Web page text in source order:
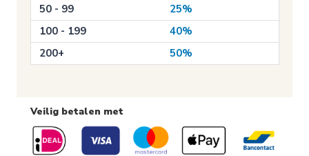
50 - 99
25%
100 - 199
40%
200+
50%
Veilig betalen met